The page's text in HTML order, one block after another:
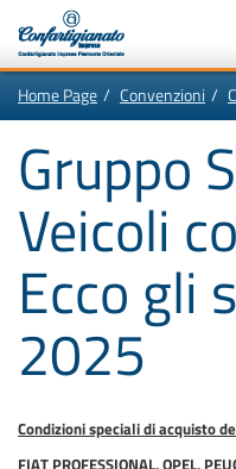
Vai
In
questa
di
navigazione
principale
Ricerca
nel
sito
Contenuti
principali
[5]
ultime
novità
da
Home Page Convenzioni
ricercaGruppo
Veicoli
Ecco gli
2025
Condizioni speciali di acquisto
FIAT PROFESSIONAL, OPEL,